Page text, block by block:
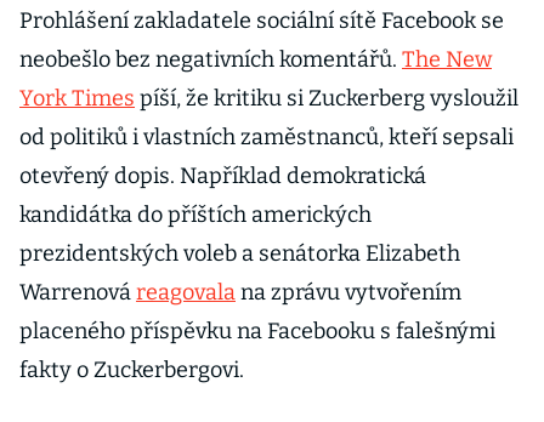
Americe už
dávno
rozdělili, říká
Josef Šlerka
Prohlášení zakladatele sociální sítě Facebook se
neobešlo bez negativních komentářů. The New
York Times píší, že kritiku si Zuckerberg vysloužil
od politiků i vlastních zaměstnanců, kteří sepsali
otevřený dopis. Například demokratická
kandidátka do příštích amerických
prezidentských voleb a senátorka Elizabeth
Warrenováreagovalana zprávu vytvořením
placeného příspěvku na Facebooku s falešnými
fakty o Zuckerbergovi.